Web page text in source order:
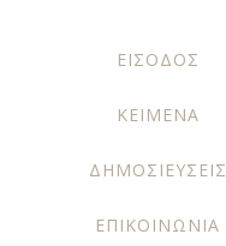
ΕΙΣΟΔΟΣ
ΚΕΙΜΕΝΑ
ΔΗΜΟΣΙΕΥΣΕΙΣ
ΕΠΙΚΟΙΝΩΝΙΑ